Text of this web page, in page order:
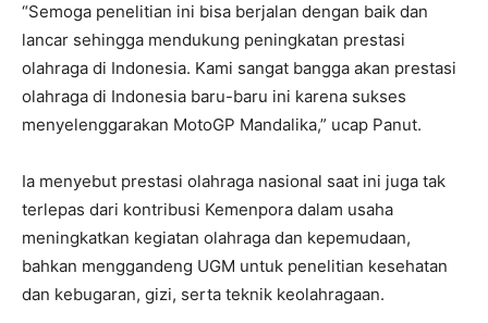
“Semoga penelitian ini bisa berjalan dengan baik dan
lancar sehingga mendukung peningkatan prestasi
olahraga di Indonesia. Kami sangat bangga akan prestasi
olahraga di Indonesia baru-baru ini karena sukses
menyelenggarakan MotoGP Mandalika,” ucap Panut.
Ia menyebut prestasi olahraga nasional saat ini juga tak
terlepas dari kontribusi Kemenpora dalam usaha
meningkatkan kegiatan olahraga dan kepemudaan,
bahkan menggandeng UGM untuk penelitian kesehatan
dan kebugaran, gizi, serta teknik keolahragaan.